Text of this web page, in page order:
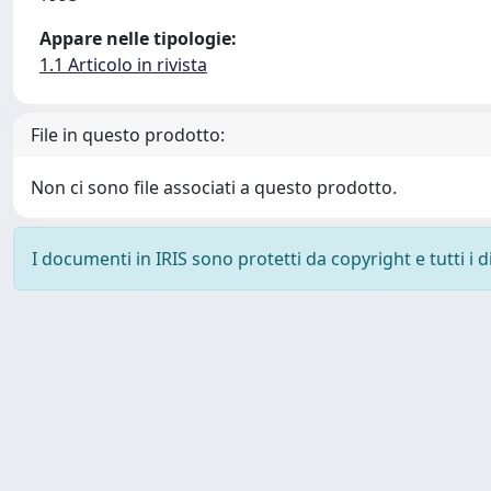
Appare nelle tipologie:
1.1 Articolo in rivista
File in questo prodotto:
Non ci sono file associati a questo prodotto.
I documenti in IRIS sono protetti da copyright e tutti i